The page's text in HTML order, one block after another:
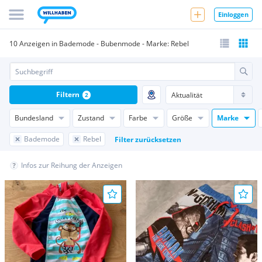
Einloggen
10 Anzeigen in Bademode - Bubenmode - Marke: Rebel
Bundesland Zustand Farbe Größe Marke
Bademode Rebel Filter zurücksetzen
Filtern 2
Infos zur Reihung der Anzeigen